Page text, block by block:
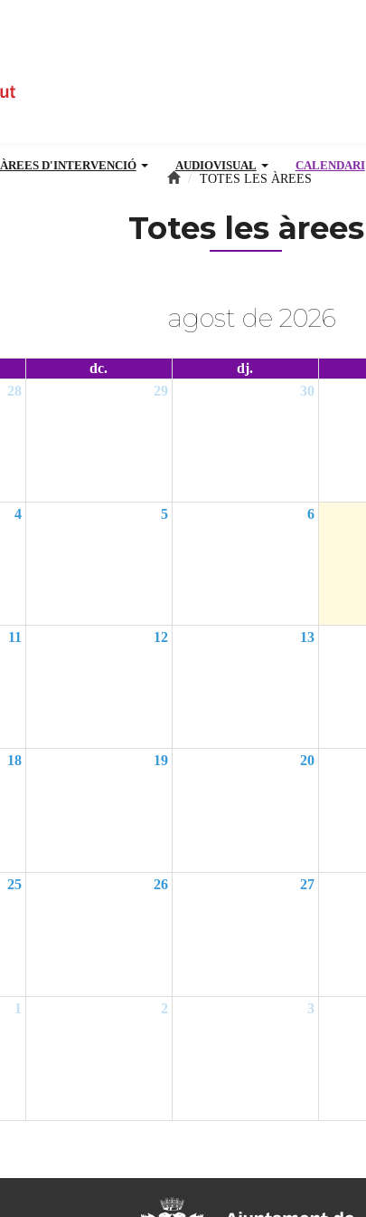
ÀREES D'INTERVENCIÓ AUDIOVISUAL CALENDARI
TOTES LES ÀREES
Totes les àrees
agost de 2026
dc. dj.
28 29 30
4 5 6
11 12 13
18 19 20
25 26 27
1 2 3